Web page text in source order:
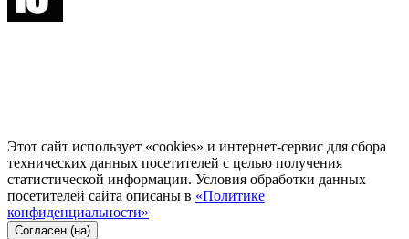
Этот сайт использует «cookies» и интернет-сервис для сбора
технических данных посетителей с целью получения
статистической информации. Условия обработки данных
посетителей сайта описаны в «Политике
конфиденциальности»
Согласен (на)